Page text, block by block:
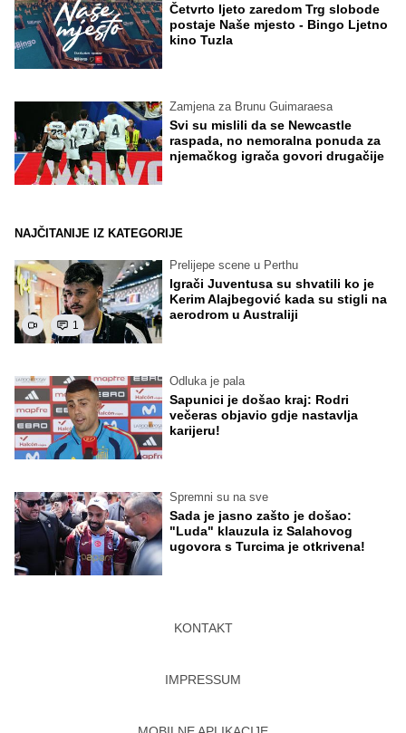
Četvrto ljeto zaredom Trg slobode
postaje Naše mjesto - Bingo Ljetno
kino Tuzla
Zamjena za Brunu Guimaraesa
Svi su mislili da se Newcastle
raspada, no nemoralna ponuda za
njemačkog igrača govori drugačije
NAJČITANIJE IZ KATEGORIJE
1
Prelijepe scene u Perthu
Igrači Juventusa su shvatili ko je
Kerim Alajbegović kada su stigli na
aerodrom u Australiji
Odluka je pala
Sapunici je došao kraj: Rodri
večeras objavio gdje nastavlja
karijeru!
Spremni su na sve
Sada je jasno zašto je došao:
"Luda" klauzula iz Salahovog
ugovora s Turcima je otkrivena!
KONTAKT
IMPRESSUM